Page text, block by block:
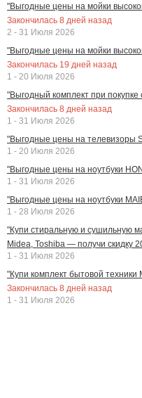
"Выгодные цены на мойки
Закончилась 8 дней назад
2 - 31 Июля 2026
"Выгодные цены на мойки
Закончилась 19 дней назад
1 - 20 Июля 2026
"Выгодный комплект при
Закончилась 8 дней назад
1 - 31 Июля 2026
"Выгодные цены на телевизоры
1 - 20 Июля 2026
"Выгодные цены на ноутбуки
1 - 31 Июля 2026
"Выгодные цены на ноутбуки
1 - 28 Июля 2026
"Купи стиральную и сушильную
Midea, Toshiba — получи скидку
1 - 31 Июля 2026
"Купи комплект бытовой техники
Закончилась 8 дней назад
1 - 31 Июля 2026